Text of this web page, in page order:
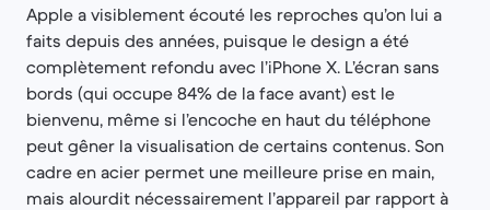
Apple a visiblement écouté les reproches qu’on lui a
faits depuis des années, puisque le design a été
complètement refondu avec l’iPhone X. L’écran sans
bords (qui occupe 84% de la face avant) est le
bienvenu, même si l’encoche en haut du téléphone
peut gêner la visualisation de certains contenus. Son
cadre en acier permet une meilleure prise en main,
mais alourdit nécessairement l’appareil par rapport à